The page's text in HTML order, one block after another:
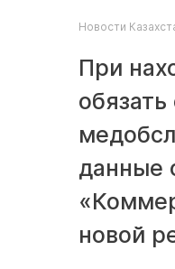
Новости
При
данные
новой